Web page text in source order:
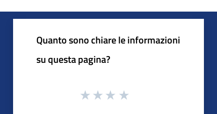
Quanto sono chiare le informazioni
su questa pagina?